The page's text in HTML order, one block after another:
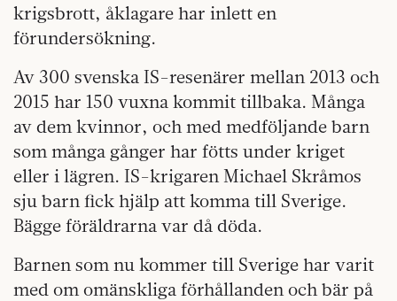
krigsbrott, åklagare har inlett en
förundersökning.
Av 300 svenska IS-resenärer mellan 2013 och
2015 har 150 vuxna kommit tillbaka. Många
av dem kvinnor, och med medföljande barn
som många gånger har fötts under kriget
eller i lägren. IS-krigaren Michael Skråmos
sju barn fick hjälp att komma till Sverige.
Bägge föräldrarna var då döda.
Barnen som nu kommer till Sverige har varit
med om omänskliga förhållanden och bär på